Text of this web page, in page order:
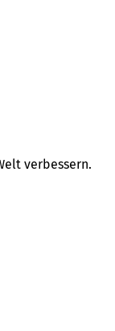
verbessern.